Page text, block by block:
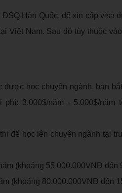
Hàn Quốc, để xin cấp visa
Việt Nam. Sau đó tùy thuộc
học chuyên ngành, bạn
phí: 3.000$/năm - 5.000$/năm
để học lên chuyên ngành tại
(khoảng 55.000.000VNĐ đến
(khoảng 80.000.000VNĐ đến